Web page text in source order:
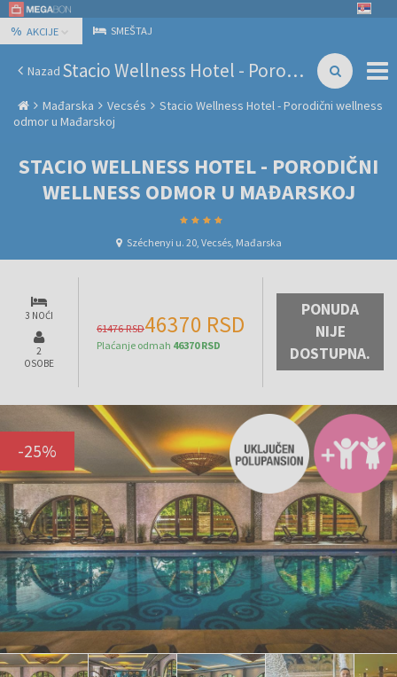
% AKCIJE SMEŠTAJ
Nazad Stacio Wellness Hotel - Porodični wellness odmor u Mađarskoj
Mađarska Vecsés
Stacio Wellness Hotel - Porodični wellness
odmor u Mađarskoj
STACIO WELLNESS HOTEL - PORODIČNI
WELLNESS ODMOR U MAĐARSKOJ
Széchenyi u. 20, Vecsés, Mađarska
3 NOĆI
2
OSOBE
61476 RSD46370 RSD
Plaćanje odmah 46370 RSD
PONUDA
NIJE
DOSTUPNA.
-25%